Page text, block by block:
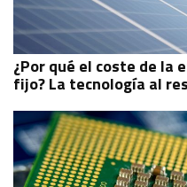
¿Por qué el coste de la
fijo? La tecnología al